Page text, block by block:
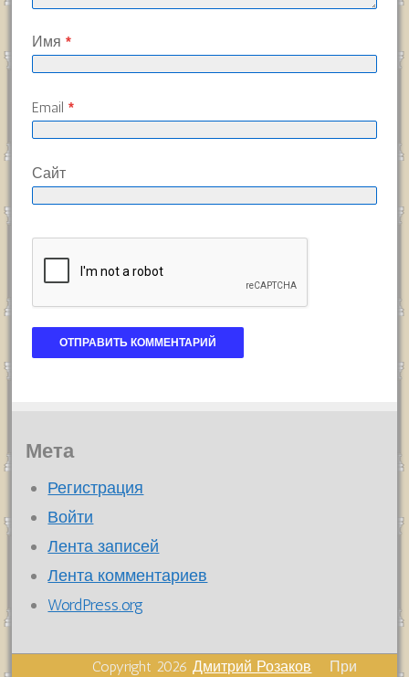
Имя *
Email *
Сайт
Мета
Регистрация
Войти
Лента записей
Лента комментариев
WordPress.org
Copyright 2026Дмитрий Розаков При